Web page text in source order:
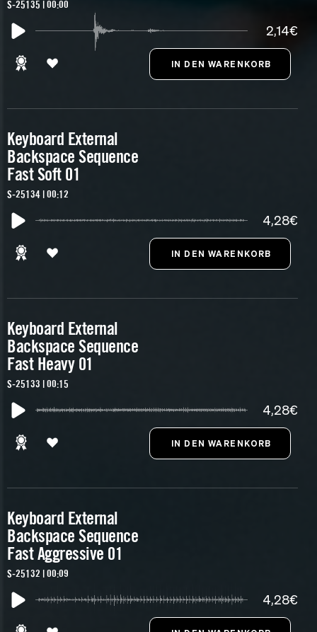
S-25135 | 00:00
2,14€
Keyboard External
Backspace Sequence
Fast Soft 01
S-25134 | 00:12
4,28€
Keyboard External
Backspace Sequence
Fast Heavy 01
S-25133 | 00:15
4,28€
Keyboard External
Backspace Sequence
Fast Aggressive 01
S-25132 | 00:09
4,28€